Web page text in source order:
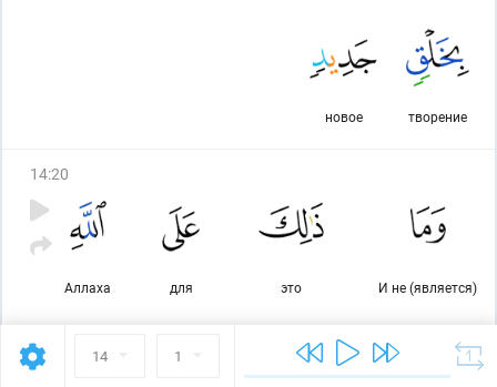
14 1
творение
новое
14:20
И не (является)
это
для
Аллаха